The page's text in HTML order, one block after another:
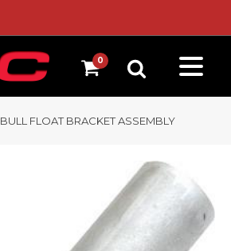
BULL FLOAT BRACKET ASSEMBLY